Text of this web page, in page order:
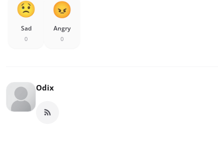
Sad
0
Angry
0
Odix